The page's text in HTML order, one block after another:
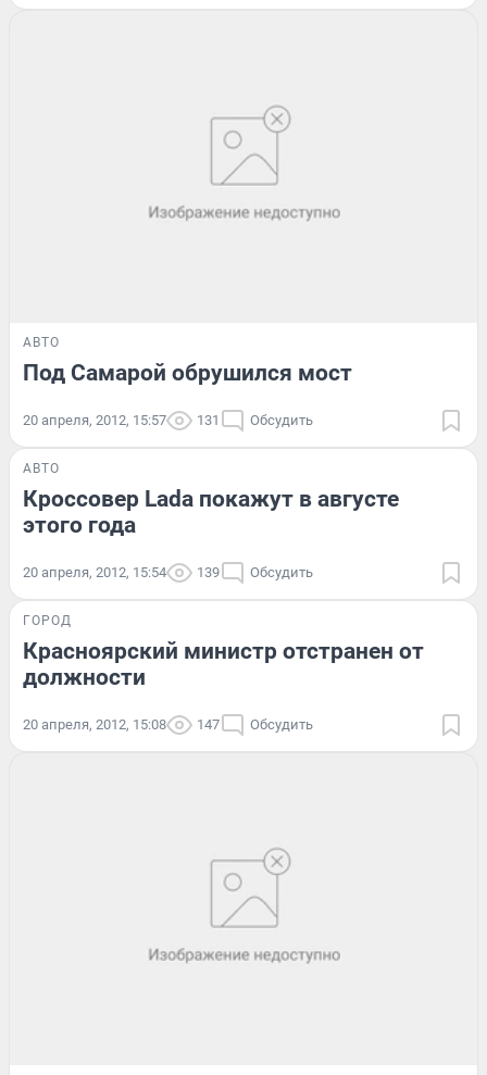
АВТО
Под Самарой обрушился мост
20 апреля, 2012, 15:57 131 Обсудить
АВТО
Кроссовер Lada покажут в августе
этого года
20 апреля, 2012, 15:54 139 Обсудить
ГОРОД
Красноярский министр отстранен от
должности
20 апреля, 2012, 15:08 147 Обсудить